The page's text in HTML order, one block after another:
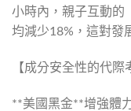
小時內，親子互動的
均減少18%，這對發
【成分安全性的代際
**美國黑金**增強體